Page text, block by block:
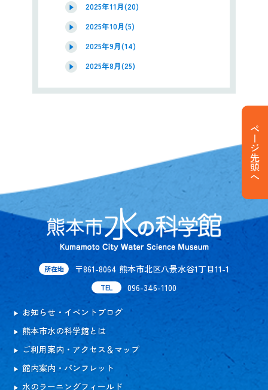
2025年11月(20)
2025年10月(5)
2025年9月(14)
2025年8月(25)
ページ先頭へ
所在地 〒861-8064 熊本市北区八景水谷1丁目11-1
TEL 096-346-1100
お知らせ・イベントブログ
熊本市水の科学館とは
ご利用案内・アクセス＆マップ
館内案内・パンフレット
水のラーニングフィールド